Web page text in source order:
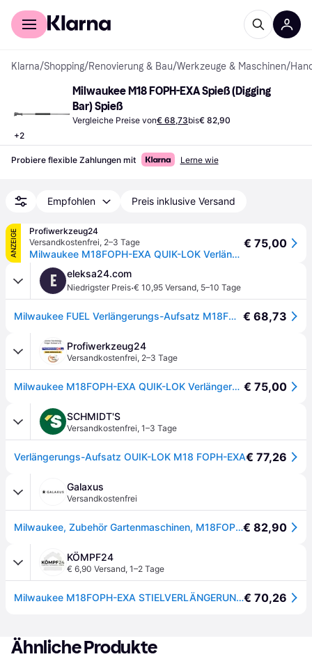
Für Shopper
Klarna/Shopping/Renovierung & Bau/Werkzeuge & Maschinen/
+2
Milwaukee M18 FOPH-EXA Spieß (Digging
Bar) Spieß
Vergleiche Preise von€ 68,73bis€ 82,90
Probiere flexible Zahlungen mit Lerne wie
Empfohlen Preis inklusive Versand
ANZEIGE
Profiwerkzeug24
Versandkostenfrei, 2–3 Tage
Milwaukee M18FOPH-EXA QUIK-LOK Verlängerungs-Aufsatz
€ 75,00
E eleksa24.com
Niedrigster Preis·€ 10,95 Versand, 5–10 Tage
Milwaukee FUEL Verlängerungs-Aufsatz M18FOPH-EXA € 68,73
Profiwerkzeug24
Versandkostenfrei, 2–3 Tage
Milwaukee M18FOPH-EXA QUIK-LOK Verlängerungs-Aufsatz € 75,00
SCHMIDT'S
Versandkostenfrei, 1–3 Tage
Verlängerungs-Aufsatz OUIK-LOK M18 FOPH-EXA€ 77,26
Galaxus
Versandkostenfrei
Milwaukee, Zubehör Gartenmaschinen, M18FOPH-EXA Verlängerungs-Aufsatz Outdoor-System (Heckenschere, Kettensäge)€ 82,90
KÖMPF24
€ 6,90 Versand, 1–2 Tage
Milwaukee M18FOPH-EXA STIELVERLÄNGERUNG 4932464960€ 70,26
Ähnliche Produkte